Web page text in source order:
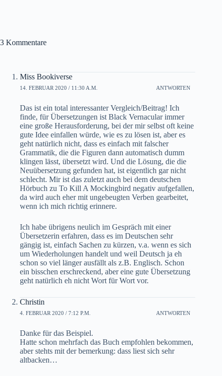
3 Kommentare
Miss Bookiverse
14. FEBRUAR 2020 / 11:30 A.M. ANTWORTEN
Das ist ein total interessanter Vergleich/Beitrag! Ich
finde, für Übersetzungen ist Black Vernacular immer
eine große Herausforderung, bei der mir selbst oft keine
gute Idee einfallen würde, wie es zu lösen ist, aber es
geht natürlich nicht, dass es einfach mit falscher
Grammatik, die die Figuren dann automatisch dumm
klingen lässt, übersetzt wird. Und die Lösung, die die
Neuübersetzung gefunden hat, ist eigentlich gar nicht
schlecht. Mir ist das zuletzt auch bei dem deutschen
Hörbuch zu To Kill A Mockingbird negativ aufgefallen,
da wird auch eher mit ungebeugten Verben gearbeitet,
wenn ich mich richtig erinnere.
Ich habe übrigens neulich im Gespräch mit einer
Übersetzerin erfahren, dass es im Deutschen sehr
gängig ist, einfach Sachen zu kürzen, v.a. wenn es sich
um Wiederholungen handelt und weil Deutsch ja eh
schon so viel länger ausfällt als z.B. Englisch. Schon
ein bisschen erschreckend, aber eine gute Übersetzung
geht natürlich eh nicht Wort für Wort vor.
Christin
4. FEBRUAR 2020 / 7:12 P.M. ANTWORTEN
Danke für das Beispiel.
Hatte schon mehrfach das Buch empfohlen bekommen,
aber stehts mit der bemerkung: dass liest sich sehr
altbacken…